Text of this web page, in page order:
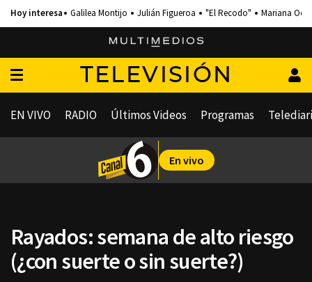
Galilea Montijo Julián Figueroa "El Recodo" Mariana
TELEVISIÓN
EN VIVO RADIO Últimos Videos Programas
En vivo
Rayados: semana de alto riesgo
(¿con suerte o sin suerte?)